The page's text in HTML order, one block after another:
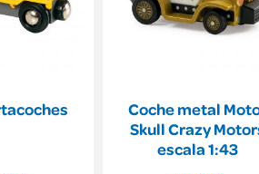
Coche metal
Skull Crazy
escala 1:43